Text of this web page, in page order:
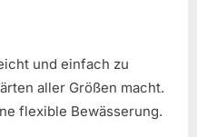
und einfach zu
aller Größen macht.
flexible Bewässerung.